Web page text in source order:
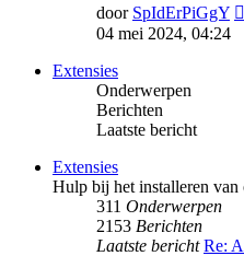
door SpIdErPiGgY
04 mei 2024, 04:24
Extensies
Onderwerpen
Berichten
Laatste bericht
Extensies
Hulp bij het installeren van
311 Onderwerpen
2153 Berichten
Laatste bericht Re: